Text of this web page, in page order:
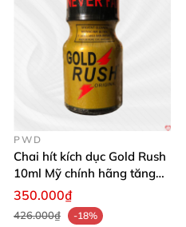
PWD
Chai hít kích dục Gold Rush
10ml Mỹ chính hãng tăng
khoái cảm
350.000₫
426.000₫
-18%